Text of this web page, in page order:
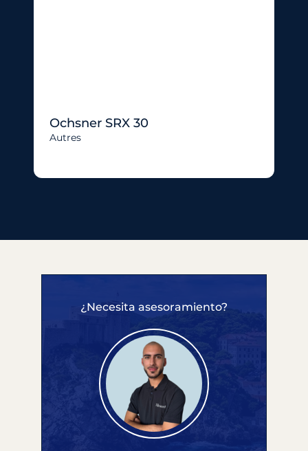
Ochsner SRX 30
Autres
¿Necesita asesoramiento?